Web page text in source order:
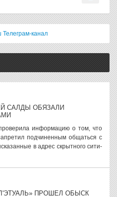
канал
САЛДЫ ОБЯЗАЛИ
информацию о том, что
подчиненным общаться с
в адрес скрытного сити-
ПРОШЕЛ ОБЫСК